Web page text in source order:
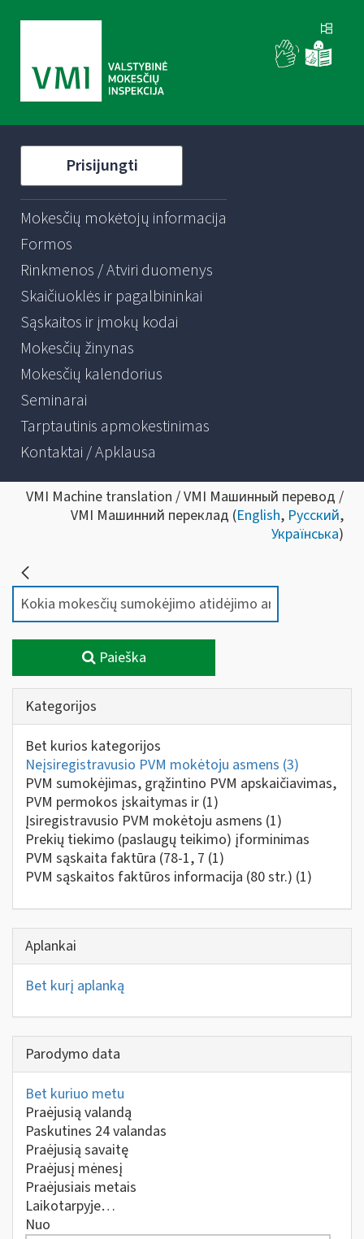
Prisijungti
Mokesčių mokėtojų informacija
Formos
Rinkmenos / Atviri duomenys
Skaičiuoklės ir pagalbininkai
Sąskaitos ir įmokų kodai
Mokesčių žinynas
Mokesčių kalendorius
Seminarai
Tarptautinis apmokestinimas
Kontaktai / Apklausa
VMI Machine translation / VMI Машинный перевод /
VMI Машинний переклад (English, Русский,
Українська)
Paieška
Kategorijos
Bet kurios kategorijos
Neįsiregistravusio PVM mokėtoju asmens (3)
PVM sumokėjimas, grąžintino PVM apskaičiavimas,
PVM permokos įskaitymas ir (1)
Įsiregistravusio PVM mokėtoju asmens (1)
Prekių tiekimo (paslaugų teikimo) įforminimas
PVM sąskaita faktūra (78-1, 7 (1)
PVM sąskaitos faktūros informacija (80 str.) (1)
Aplankai
Bet kurį aplanką
Parodymo data
Bet kuriuo metu
Praėjusią valandą
Paskutines 24 valandas
Praėjusią savaitę
Praėjusį mėnesį
Praėjusiais metais
Laikotarpyje…
Nuo